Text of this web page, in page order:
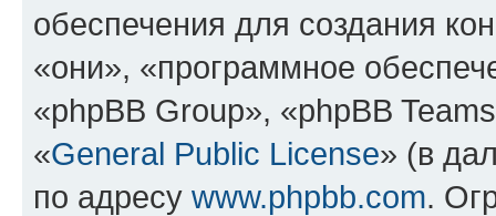
обеспечения для создания
«они», «программное
«phpBB Group», «phpBB
«General Public License» (в
по адресу www.phpbb.com.